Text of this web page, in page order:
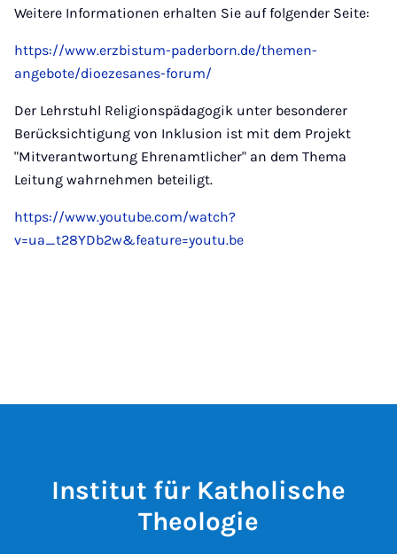
Weitere Informationen erhalten Sie auf folgender Seite:
https://www.erzbistum-paderborn.de/themen-
angebote/dioezesanes-forum/
Der Lehrstuhl Religionspädagogik unter besonderer
Berücksichtigung von Inklusion ist mit dem Projekt
"Mitverantwortung Ehrenamtlicher" an dem Thema
Leitung wahrnehmen beteiligt.
https://www.youtube.com/watch?
v=ua_t28YDb2w&feature=youtu.be
Institut für Katholische
Theologie